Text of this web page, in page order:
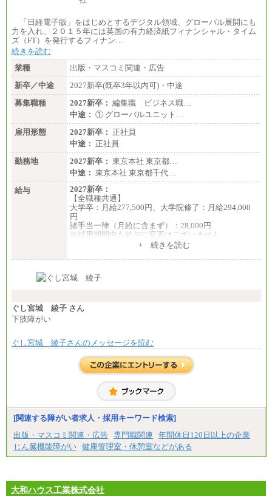
「日経電子版」をはじめとするデジタル領域、グローバル展開にも
力を入れ、２０１５年には英国の有力経済紙フィナンシャル・タイム
ズ（FT）を発行するフィナン…
続きを読む
業種
出版・マスコミ関連・広告
新卒／中途
2027新卒(既卒3年以内可)・中途
募集職種
2027新卒： 編集職 ビジネス職…
中途： ① グローバルユニット…
雇用形態
2027新卒： 正社員
中途： 正社員
勤務地
2027新卒： 東京本社 東京都…
中途： 東京本社 東京都千代…
給与
2027新卒：
【全職種共通】
大学卒：月給277,500円、大学院修了：月給294,000
円
諸手当一律（月給に含まず）：28,000円
※試用期間中も給与に変更はございません
月給370,000円～
ます。
の各種手当を含む金額です）
+ 続きを読む
ぐし宮城 綾子 さん
下肢障がい
ぐし宮城 綾子さんのメッセージを読む
[関連する障がい者求人・採用キーワード検索]
出版・マスコミ関連・広告 専門職関連
年間休日120日以上の企業
じん臓機能障がい 健康管理室・休憩室などがある
大和ハウス工業株式会社